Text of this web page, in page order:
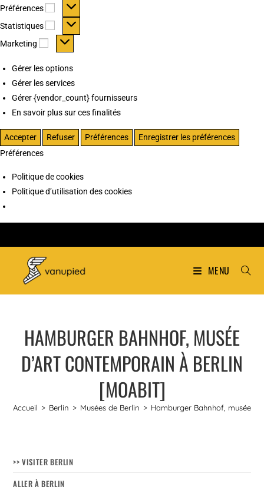
Préférences
Préférences
Statistiques Statistiques
Marketing Marketing
Gérer les options
Gérer les services
Gérer {vendor_count} fournisseurs
En savoir plus sur ces finalités
Accepter Refuser Préférences
Enregistrer les préférences
Préférences
Politique de cookies
Politique d’utilisation des cookies
MENU
HAMBURGER BAHNHOF, MUSÉE
D’ART CONTEMPORAIN À BERLIN
[MOABIT]
Accueil > Berlin > Musées de Berlin > Hamburger Bahnhof, musée
>> VISITER BERLIN
ALLER À BERLIN